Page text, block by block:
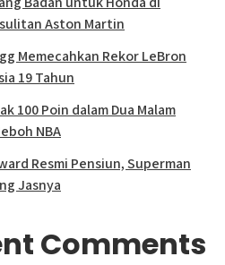
Aston Martin
Memecahkan Rekor LeBron
19 Tahun
100 Poin dalam Dua Malam
NBA
Resmi Pensiun, Superman
Jasnya
Comments